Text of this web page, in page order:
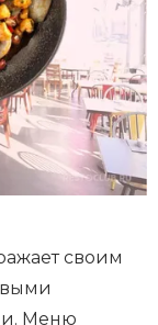
своим
Меню